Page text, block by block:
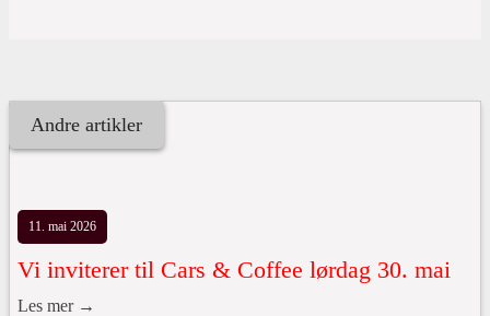
Andre artikler
11. mai 2026
Vi inviterer til Cars & Coffee lørdag 30. mai
Les mer →